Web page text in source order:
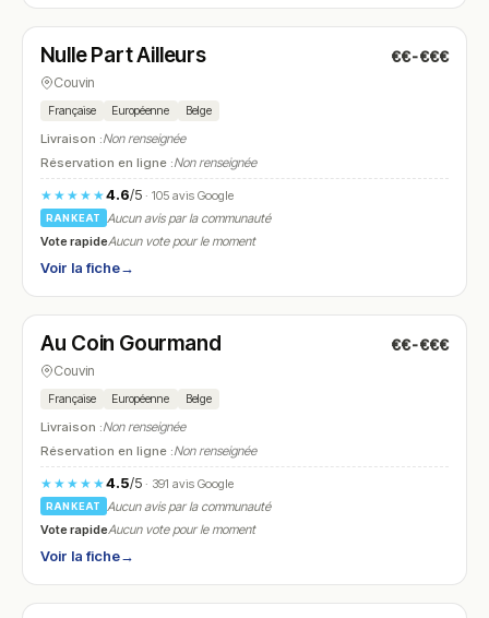
N° 10
Nulle Part Ailleurs €€-€€€
Couvin
Française Européenne Belge
Livraison :Non renseignée
Réservation en ligne :Non renseignée
★★★★★4.6/5· 105 avis Google
RANKEAT
Aucun avis par la communauté
Vote rapideAucun vote pour le moment
Voir la fiche→
N° 11
Au Coin Gourmand €€-€€€
Couvin
Française Européenne Belge
Livraison :Non renseignée
Réservation en ligne :Non renseignée
★★★★★4.5/5· 391 avis Google
RANKEAT
Aucun avis par la communauté
Vote rapideAucun vote pour le moment
Voir la fiche→